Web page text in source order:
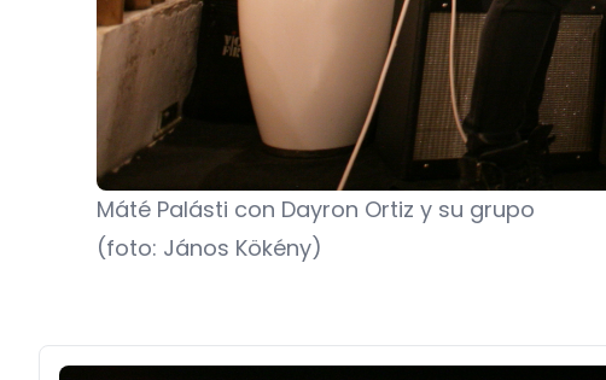
Máté Palásti con Dayron Ortiz y su grupo
(foto: János Kökény)